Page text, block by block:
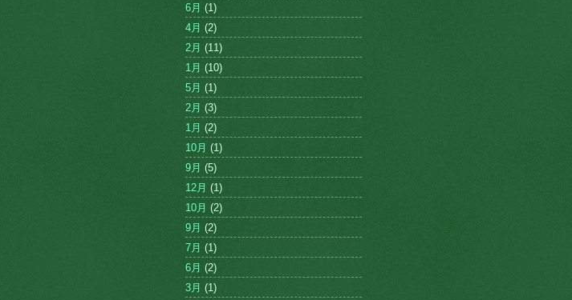
6月 (1)
4月 (2)
2月 (11)
1月 (10)
5月 (1)
2月 (3)
1月 (2)
10月 (1)
9月 (5)
12月 (1)
10月 (2)
9月 (2)
7月 (1)
6月 (2)
3月 (1)